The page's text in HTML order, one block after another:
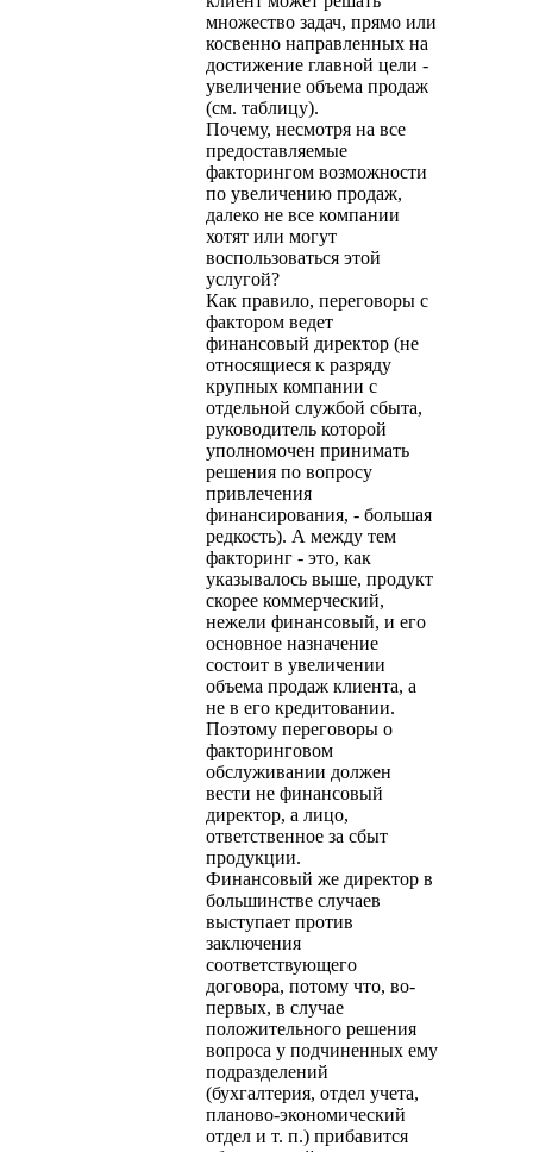
множество задач, прямо или
косвенно направленных на
достижение главной цели -
увеличение объема продаж
(см. таблицу).
Почему, несмотря на все
предоставляемые
факторингом возможности
по увеличению продаж,
далеко не все компании
хотят или могут
воспользоваться этой
услугой?
Как правило, переговоры с
фактором ведет
финансовый директор (не
относящиеся к разряду
крупных компании с
отдельной службой сбыта,
руководитель которой
уполномочен принимать
решения по вопросу
привлечения
финансирования, - большая
редкость). А между тем
факторинг - это, как
указывалось выше, продукт
скорее коммерческий,
нежели финансовый, и его
основное назначение
состоит в увеличении
объема продаж клиента, а
не в его кредитовании.
Поэтому переговоры о
факторинговом
обслуживании должен
вести не финансовый
директор, а лицо,
ответственное за сбыт
продукции.
Финансовый же директор в
большинстве случаев
выступает против
заключения
соответствующего
договора, потому что, во-
первых, в случае
положительного решения
вопроса у подчиненных ему
подразделений
(бухгалтерия, отдел учета,
планово-экономический
отдел и т. п.) прибавится